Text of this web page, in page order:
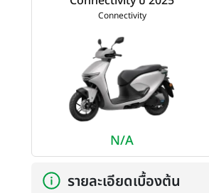
Connectivity
N/A
รายละเอียดเบื้องต้น